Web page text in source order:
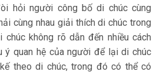
hỏi người công bố di chúc cùng
cùng nhau giải thích di chúc trong
không rõ dẫn đến nhiều cách
ý quan hệ của người để lại di chúc
theo di chúc, trong đó có thể có